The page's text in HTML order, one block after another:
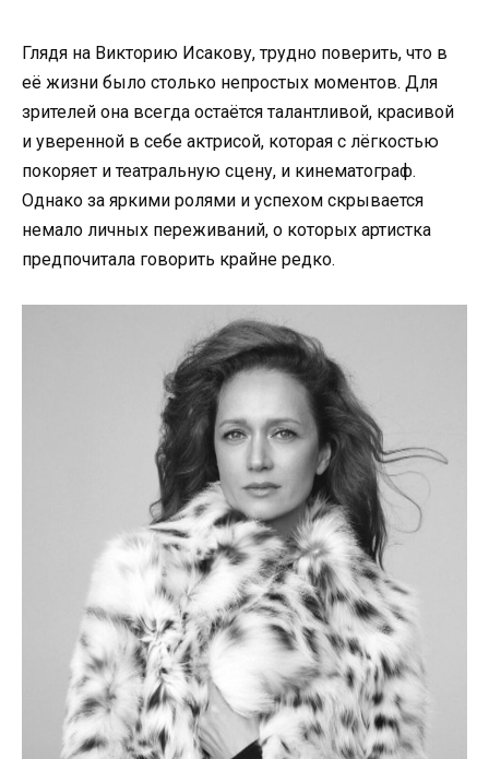
Глядя на Викторию Исакову, трудно поверить, что в
её жизни было столько непростых моментов. Для
зрителей она всегда остаётся талантливой, красивой
и уверенной в себе актрисой, которая с лёгкостью
покоряет и театральную сцену, и кинематограф.
Однако за яркими ролями и успехом скрывается
немало личных переживаний, о которых артистка
предпочитала говорить крайне редко.